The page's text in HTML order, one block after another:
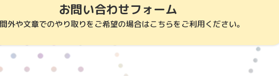
お問い合わせフォーム
外や文章でのやり取りをご希望の場合はこちらをご利用ください。